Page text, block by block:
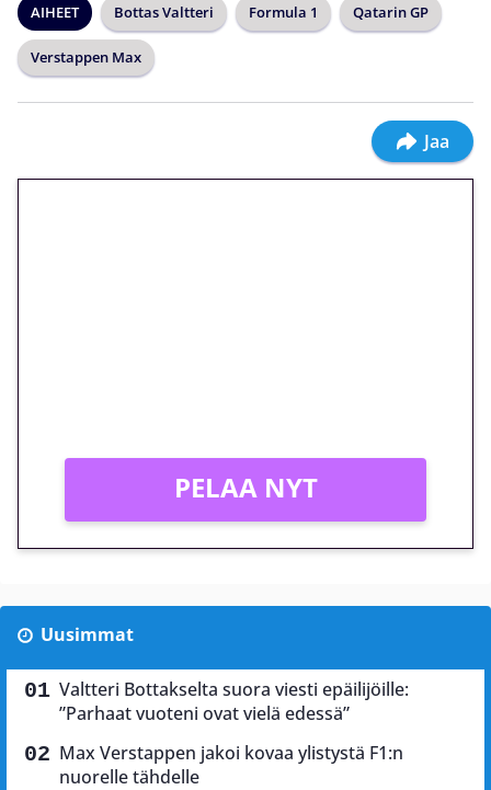
AIHEET Bottas Valtteri Formula 1 Qatarin GP
Verstappen Max
Jaa
PELAA NYT
Uusimmat
Valtteri Bottakselta suora viesti epäilijöille:
”Parhaat vuoteni ovat vielä edessä”
Max Verstappen jakoi kovaa ylistystä F1:n
nuorelle tähdelle